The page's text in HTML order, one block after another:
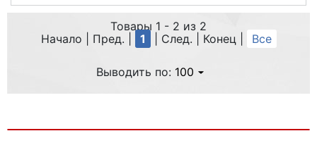
Товары 1 - 2 из 2
Начало | Пред. |
1 | След. | Конец Все
Выводить по: 100